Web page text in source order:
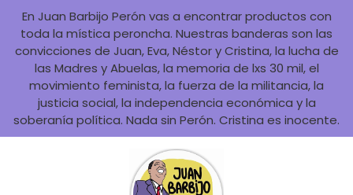
En Juan Barbijo Perón vas a encontrar productos con
toda la mística peroncha. Nuestras banderas son las
convicciones de Juan, Eva, Néstor y Cristina, la lucha de
las Madres y Abuelas, la memoria de lxs 30 mil, el
movimiento feminista, la fuerza de la militancia, la
justicia social, la independencia económica y la
soberanía política. Nada sin Perón. Cristina es inocente.